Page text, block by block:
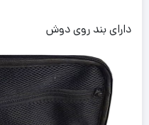
دارای بند روی دوش